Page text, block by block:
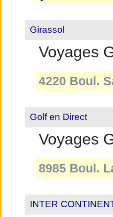
Girassol
Voyages
4220 Boul.
Golf en Direct
Voyages
8985 Boul.
INTER